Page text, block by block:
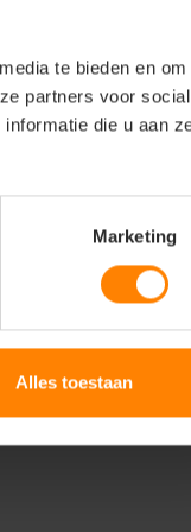
te bieden en om
partners voor social
die u aan
Marketing
Alles toestaan